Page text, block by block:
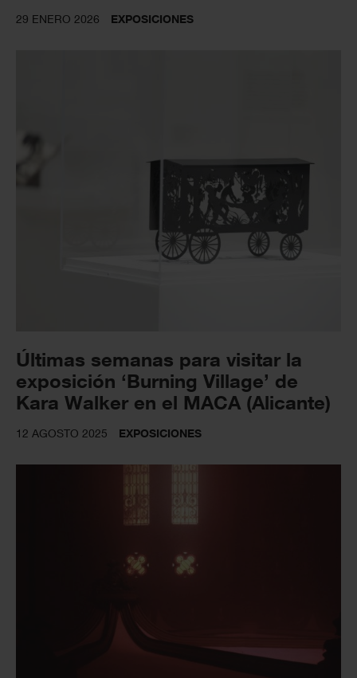
29 ENERO 2026 EXPOSICIONES
Últimas semanas para visitar la
exposición ‘Burning Village’ de
Kara Walker en el MACA (Alicante)
12 AGOSTO 2025 EXPOSICIONES